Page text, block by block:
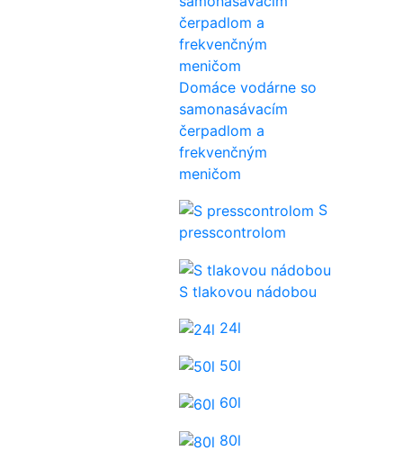
Domáce vodárne so
samonasávacím
čerpadlom a
frekvenčným
meničom
S
presscontrolom
S tlakovou nádobou
24l
50l
60l
80l